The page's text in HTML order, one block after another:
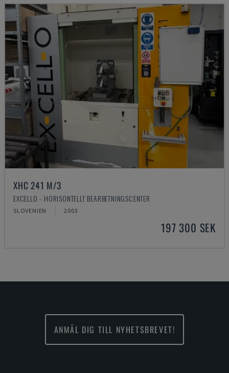
XHC 241 M/3
EXCELLO - HORISONTELLT BEARBETNINGSCENTER
SLOVENIEN 2003
197 300 SEK
ANMÄL DIG TILL NYHETSBREVET!